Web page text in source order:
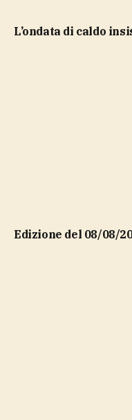
l’ondata di caldo
Edizione del 08/08/